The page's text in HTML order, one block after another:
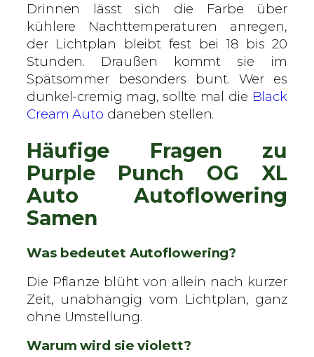
Drinnen lässt sich die Farbe über
kühlere Nachttemperaturen anregen,
der Lichtplan bleibt fest bei 18 bis 20
Stunden. Draußen kommt sie im
Spätsommer besonders bunt. Wer es
dunkel-cremig mag, sollte mal die Black
Cream Auto daneben stellen.
Häufige Fragen zu
Purple Punch OG XL
Auto Autoflowering
Samen
Was bedeutet Autoflowering?
Die Pflanze blüht von allein nach kurzer
Zeit, unabhängig vom Lichtplan, ganz
ohne Umstellung.
Warum wird sie violett?